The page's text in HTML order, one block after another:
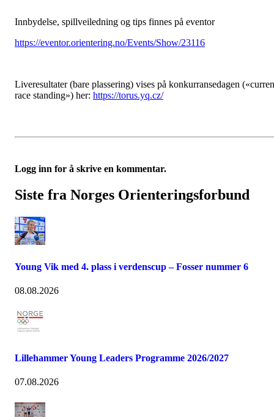
Innbydelse, spillveiledning og tips finnes på eventor
https://eventor.orientering.no/Events/Show/23116
Liveresultater (bare plassering) vises på konkurransedagen
race standing») her: https://torus.yq.cz/
Logg inn for å skrive en kommentar.
Siste fra Norges Orienteringsforbund
Young Vik med 4. plass i verdenscup – Fosser nummer 6
08.08.2026
Lillehammer Young Leaders Programme 2026/2027
07.08.2026